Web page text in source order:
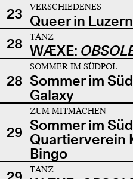
23
VERSCHIEDENES
Queer in Luzern
28
TANZ
WÆXE:
28
SOMMER IM SÜDPOL
Sommer im
Galaxy
29
ZUM MITMACHEN
Sommer im
Quartierverein
Bingo
TANZ